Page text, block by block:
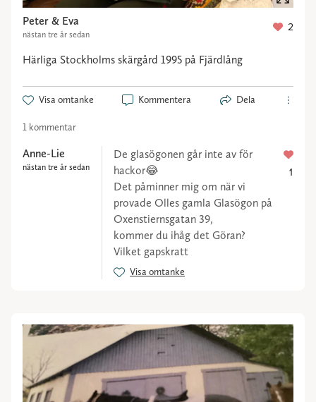
Peter & Eva
nästan tre år sedan
2
Härliga Stockholms skärgård 1995 på Fjärdlång
Visa omtanke Kommentera Dela
1 kommentar
Anne-Lie
nästan tre år sedan
De glasögonen går inte av för
hackor😂
Det påminner mig om när vi
provade Olles gamla Glasögon på
Oxenstiernsgatan 39,
kommer du ihåg det Göran?
Vilket gapskratt
Visa omtanke
1